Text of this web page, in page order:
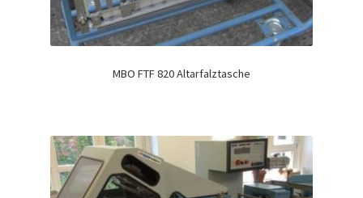
MBO FTF 820 Altarfalztasche